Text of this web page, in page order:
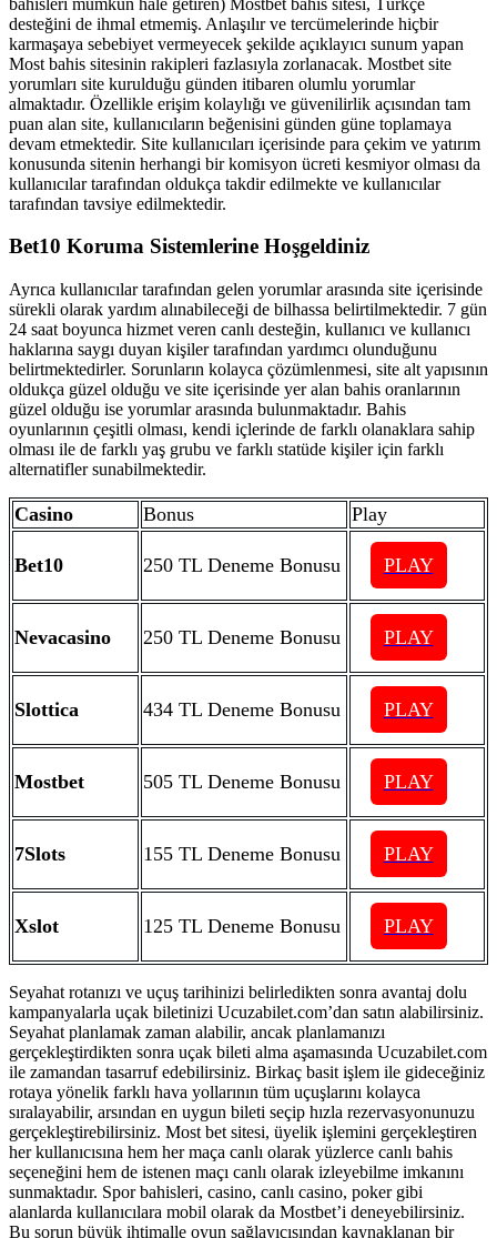
desteğini de ihmal etmemiş. Anlaşılır ve tercümelerinde hiçbir
karmaşaya sebebiyet vermeyecek şekilde açıklayıcı sunum yapan
Most bahis sitesinin rakipleri fazlasıyla zorlanacak. Mostbet site
yorumları site kurulduğu günden itibaren olumlu yorumlar
almaktadır. Özellikle erişim kolaylığı ve güvenilirlik açısından tam
puan alan site, kullanıcıların beğenisini günden güne toplamaya
devam etmektedir. Site kullanıcıları içerisinde para çekim ve yatırım
konusunda sitenin herhangi bir komisyon ücreti kesmiyor olması da
kullanıcılar tarafından oldukça takdir edilmekte ve kullanıcılar
tarafından tavsiye edilmektedir.
Bet10 Koruma Sistemlerine Hoşgeldiniz
Ayrıca kullanıcılar tarafından gelen yorumlar arasında site içerisinde
sürekli olarak yardım alınabileceği de bilhassa belirtilmektedir. 7 gün
24 saat boyunca hizmet veren canlı desteğin, kullanıcı ve kullanıcı
haklarına saygı duyan kişiler tarafından yardımcı olunduğunu
belirtmektedirler. Sorunların kolayca çözümlenmesi, site alt yapısının
oldukça güzel olduğu ve site içerisinde yer alan bahis oranlarının
güzel olduğu ise yorumlar arasında bulunmaktadır. Bahis
oyunlarının çeşitli olması, kendi içlerinde de farklı olanaklara sahip
olması ile de farklı yaş grubu ve farklı statüde kişiler için farklı
alternatifler sunabilmektedir.
Casino Bonus Play
Bet10 250 TL Deneme Bonusu PLAY
Nevacasino 250 TL Deneme Bonusu PLAY
Slottica 434 TL Deneme Bonusu PLAY
Mostbet 505 TL Deneme Bonusu PLAY
7Slots 155 TL Deneme Bonusu PLAY
Xslot 125 TL Deneme Bonusu PLAY
Seyahat rotanızı ve uçuş tarihinizi belirledikten sonra avantaj dolu
kampanyalarla uçak biletinizi Ucuzabilet.com’dan satın alabilirsiniz.
Seyahat planlamak zaman alabilir, ancak planlamanızı
gerçekleştirdikten sonra uçak bileti alma aşamasında Ucuzabilet.com
ile zamandan tasarruf edebilirsiniz. Birkaç basit işlem ile gideceğiniz
rotaya yönelik farklı hava yollarının tüm uçuşlarını kolayca
sıralayabilir, arsından en uygun bileti seçip hızla rezervasyonunuzu
gerçekleştirebilirsiniz. Most bet sitesi, üyelik işlemini gerçekleştiren
her kullanıcısına hem her maça canlı olarak yüzlerce canlı bahis
seçeneğini hem de istenen maçı canlı olarak izleyebilme imkanını
sunmaktadır. Spor bahisleri, casino, canlı casino, poker gibi
alanlarda kullanıcılara mobil olarak da Mostbet’i deneyebilirsiniz.
Bu sorun büyük ihtimalle oyun sağlayıcısından kaynaklanan bir